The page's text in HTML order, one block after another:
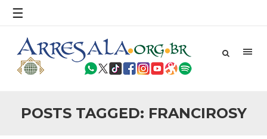
☰
POSTS TAGGED: FRANCIROSY
do terrorismo não
25 DE SETEMBRO DE 2010
Necessárias Considerações Sobre o
Conflito
Por: Ahmed Ismail Introdução O presente artigo resume as